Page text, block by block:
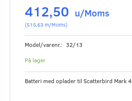
412,50 u/Moms
(515,63 m/Moms)
Model/varenr.: 32/13
På lager
Batteri med oplader til Scatterbird Mark 4